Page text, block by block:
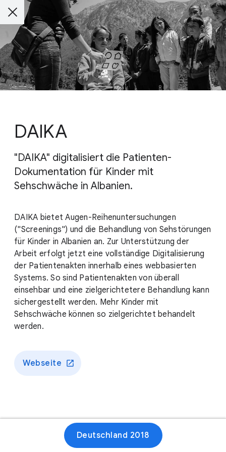
DAIKA
"DAIKA" digitalisiert die Patienten-
Dokumentation für Kinder mit
Sehschwäche in Albanien.
DAIKA bietet Augen-Reihenuntersuchungen
("Screenings") und die Behandlung von Sehstörungen
für Kinder in Albanien an. Zur Unterstützung der
Arbeit erfolgt jetzt eine vollständige Digitalisierung
der Patientenakten innerhalb eines webbasierten
Systems. So sind Patientenakten von überall
einsehbar und eine zielgerichtetere Behandlung kann
sichergestellt werden. Mehr Kinder mit
Sehschwäche können so zielgerichtet behandelt
werden.
Webseite
Deutschland 2018